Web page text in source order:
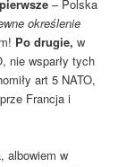
– Polska
określenie
Po drugie, w
nie wsparły tych
art 5 NATO,
Francja i
albowiem w